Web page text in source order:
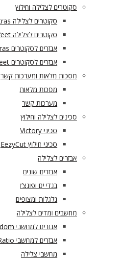
סקוטרים לצלילה וחילוץ
סקוטרים לצלילה DiveXtras
סקוטרים לצלילה Lefeet
אבזרים לסקוטרים DiveXtras
אבזרים לסקוטרים Lefeet
מסכות מלאות ומערכות קשר
מסכות מלאות
מערכות קשר
סכינים לצלילה וחילוץ
סכיני Victory
סכיני חילוץ EezyCut
אבזרים לצלילה
אבזרים שונים
בגדי ים ופונצ’ו
גלגלות ומצופים
מחשבים ומדים לצלילה
אבזרים למחשבי Freedom
אבזרים למחשבי Ratio
מחשבי צלילה